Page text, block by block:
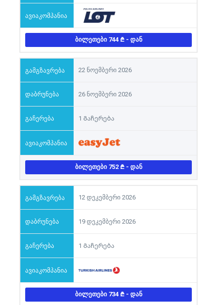
ᲑᲘᲚᲔᲗᲔᲑᲘ 744 - ᲓᲐᲜ
22 ნოემბერი 2026
26 ნოემბერი 2026
1 Გაჩერება
ᲑᲘᲚᲔᲗᲔᲑᲘ 752 - ᲓᲐᲜ
12 დეკემბერი 2026
19 დეკემბერი 2026
1 Გაჩერება
ᲑᲘᲚᲔᲗᲔᲑᲘ 734 - ᲓᲐᲜ